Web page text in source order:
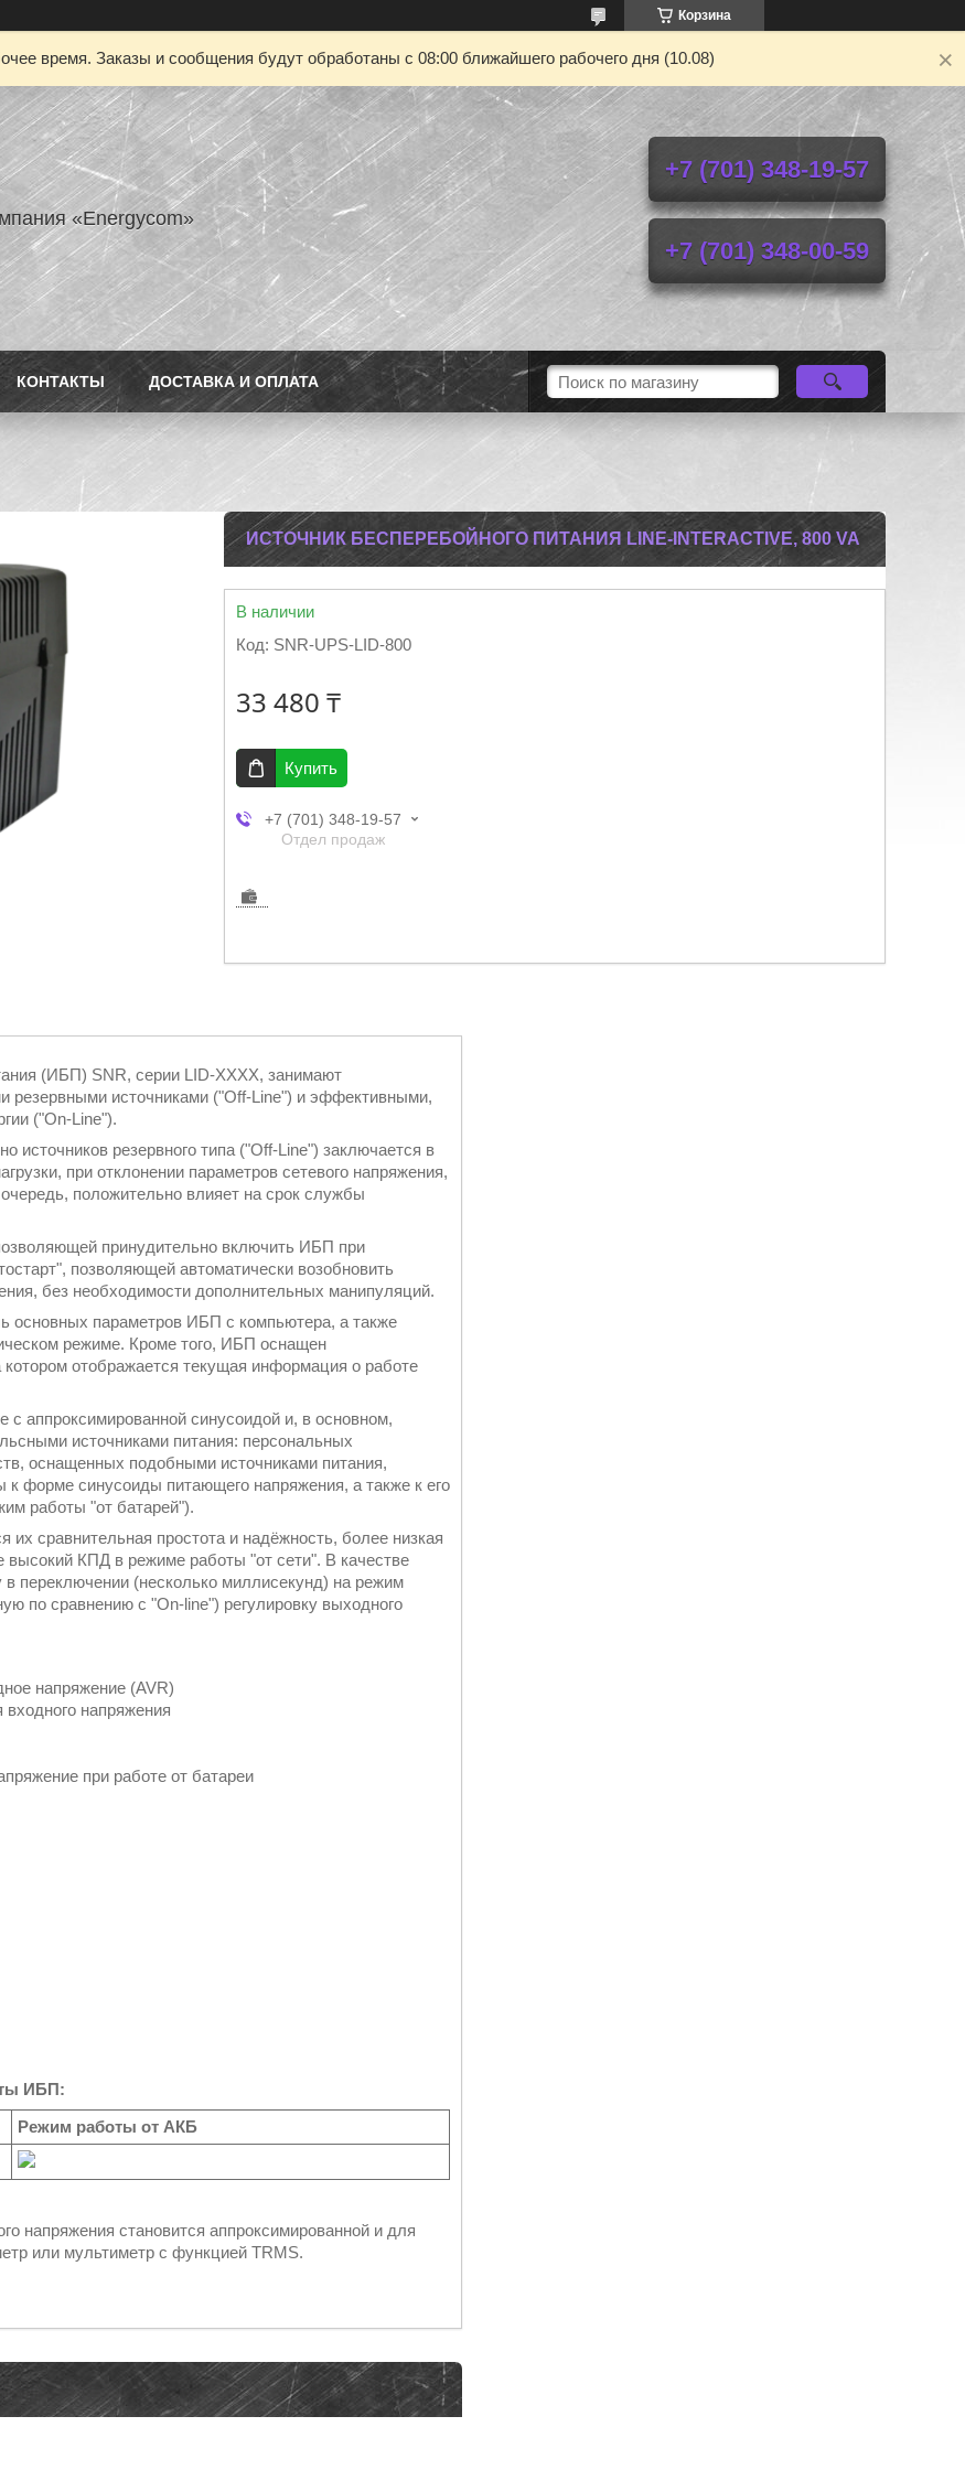
Корзина
время. Заказы и сообщения будут обработаны с 08:00 ближайшего рабочего дня (10.08)
«Energycom»
+7 (701) 348-19-57
+7 (701) 348-00-59
КОНТАКТЫ ДОСТАВКА И ОПЛАТА
ИСТОЧНИК БЕСПЕРЕБОЙНОГО ПИТАНИЯ LINE-INTERACTIVE, 800 VA
В наличии
Код: SNR-UPS-LID-800
33 480 ₸
Купить
+7 (701) 348-19-57
Отдел продаж
(ИБП) SNR, серии LID-XXXX, занимают
резервными источниками ("Off-Line") и эффективными,
("On-Line").
резервного типа ("Off-Line") заключается в
при отклонении параметров сетевого напряжения,
положительно влияет на срок службы
принудительно включить ИБП при
позволяющей автоматически возобновить
без необходимости дополнительных манипуляций.
основных параметров ИБП с компьютера, а также
режиме. Кроме того, ИБП оснащен
отображается текущая информация о работе
аппроксимированной синусоидой и, в основном,
источниками питания: персональных
оснащенных подобными источниками питания,
к форме синусоиды питающего напряжения, а также к его
работы "от батарей").
сравнительная простота и надёжность, более низкая
КПД в режиме работы "от сети". В качестве
переключении (несколько миллисекунд) на режим
по сравнению с "On-line") регулировку выходного
напряжение (AVR)
входного напряжения
при работе от батареи
ИБП:
Режим работы от АКБ
напряжения становится аппроксимированной и для
или мультиметр с функцией TRMS.